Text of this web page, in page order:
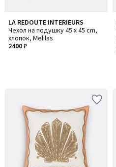
LA REDOUTE INTERIEURS
Чехол на подушку 45 x 45 cm,
хлопок, Melilas
2400 ₽